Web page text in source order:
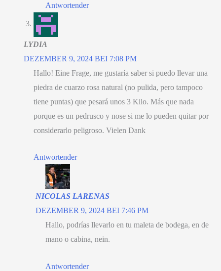
Antwortender
LYDIA
DEZEMBER 9, 2024 BEI 7:08 PM
Hallo! Eine Frage, me gustaría saber si puedo llevar una
piedra de cuarzo rosa natural (no pulida, pero tampoco
tiene puntas) que pesará unos 3 Kilo. Más que nada
porque es un pedrusco y nose si me lo pueden quitar por
considerarlo peligroso. Vielen Dank
Antwortender
NICOLAS LARENAS
DEZEMBER 9, 2024 BEI 7:46 PM
Hallo, podrías llevarlo en tu maleta de bodega, en de
mano o cabina, nein.
Antwortender